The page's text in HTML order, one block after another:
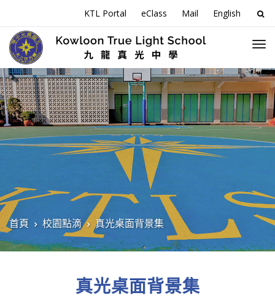
KTL Portal eClass Mail English
搜
尋
關
於
首頁 校園點滴 真光桌面背景集
真光桌面背景集